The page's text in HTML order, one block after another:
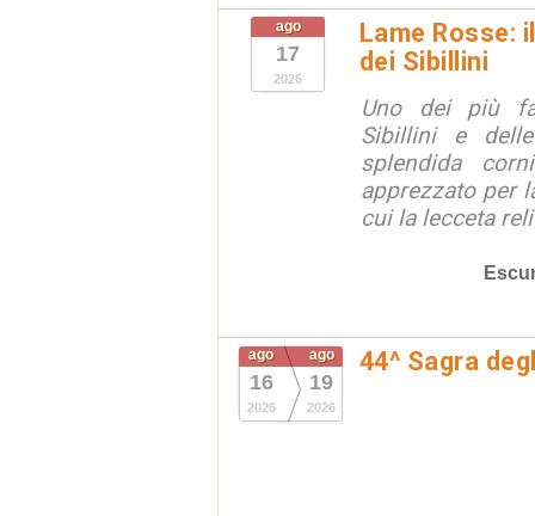
ago
17
2026
Lame Rosse:
dei Sibillini
Uno dei più
Sibillini e
splendida
apprezzato per
cui la lecceta
ago
16
2026
ago
19
2026
44^ Sagra